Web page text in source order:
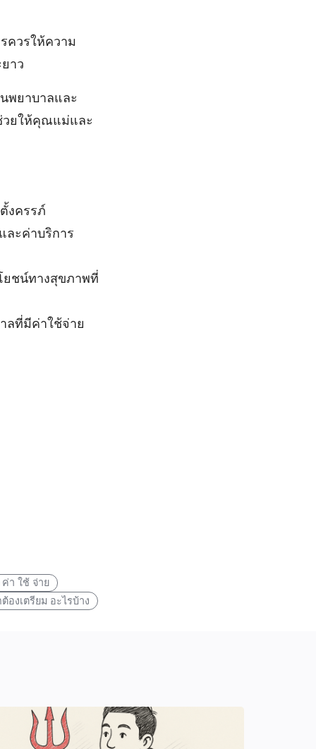
ควรให้ความ
าว
พยาบาลและ
วยให้คุณแม่และ
งครรภ์
ละค่าบริการ
ชน์ทางสุขภาพที่
ลที่มีค่าใช้จ่าย
า ใช้ จ่าย
องเตรียม อะไรบ้าง